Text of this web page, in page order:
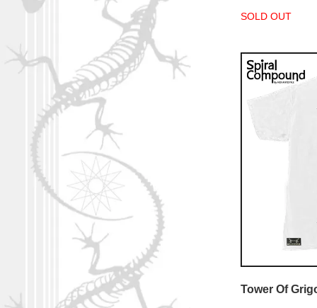
SOLD OUT
Tower Of